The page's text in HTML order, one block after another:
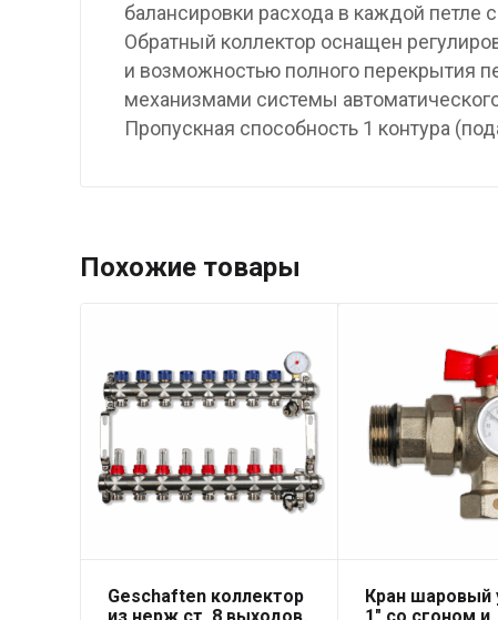
балансировки расхода в каждой петле
Обратный коллектор оснащен
и возможностью полного перекрытия
механизмами системы
Пропускная способность 1 контура
Похожие товары
Geschaften коллектор
Кран шаровый